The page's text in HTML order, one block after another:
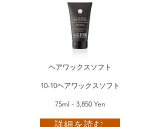
ヘアワックスソフト
10-10ヘアワックスソフト
75ml - 3,850 Yen
詳細を読む